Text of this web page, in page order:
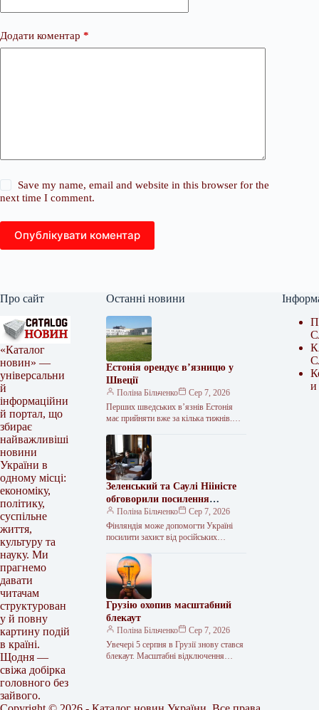
Додати коментар *
Save my name, email and website in this browser for the
next time I comment.
Опублікувати коментар
Про сайт
«Каталог
новин» —
універсальни
й
інформаційни
й портал, що
збирає
найважливіші
новини
України в
одному місці:
економіку,
політику,
суспільне
життя,
культуру та
науку. Ми
прагнемо
давати
читачам
структурован
у й повну
картину подій
в країні.
Щодня —
свіжа добірка
головного без
зайвого.
Останні новини
Естонія орендує в’язницю у
Швеції
Поліна Більченко
Сер 7, 2026
Перших шведських в’язнів Естонія
має прийняти вже за кілька тижнів.
меморандум про оренду Тартуської
в’язниці. Документ…
Зеленський та Саулі Нііністе
обговорили посилення
української ППО та
постачання ракет
Поліна Більченко
Сер 7, 2026
Фінляндія може допомогти Україні
посилити захист від російських
content/uploads/2026/08/efedc0db829cb5
eaa61f6095519d7c1a.jpg"
alt="Зеленський обговорив із
президентом Фінляндії
Грузію охопив масштабний
блекаут
Поліна Більченко
Сер 7, 2026
Увечері 5 серпня в Грузії знову стався
блекаут. Масштабні відключення
и